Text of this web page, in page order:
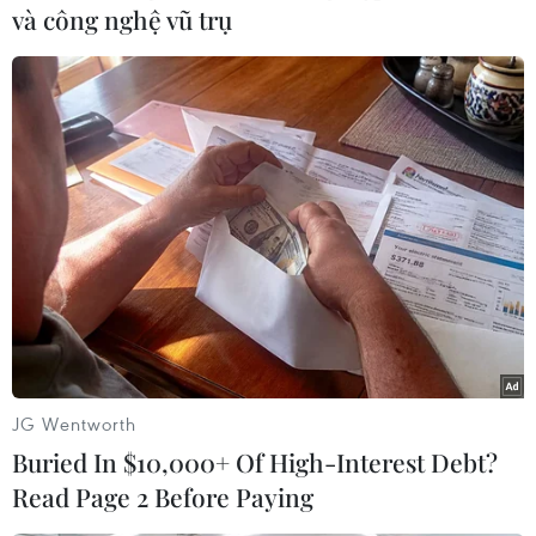
Ông Nguyễn Thái Vĩnh Nguyên, Trưởng Phòng
Giáo dục và Đào tạo thành phố Thủ Đức, chia sẻ
việc xét tuyển các chứng chỉ có thể dẫn đến một
số trường học, học sinh dù có khả năng, trình độ
để vào nhưng không có chứng chỉ để tham gia
xét tuyển. Mặt khác, chứng chỉ cũng chỉ mang
tính chất tương đối. Vì thế, thành phố Thủ Đức
sẽ giảm xét tuyển, tăng khảo sát với các trường
theo mô hình tiên tiến để giảm áp lực trong
tuyển sinh.
và công nghệ vũ trụ
JG Wentworth
Buried In $10,000+ Of High-Interest Debt?
Read Page 2 Before Paying